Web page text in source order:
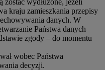
kraju zamieszkania przepisy
danych. W
Państwa danych
zgody – do momentu
wobec Państwa
decyzji.